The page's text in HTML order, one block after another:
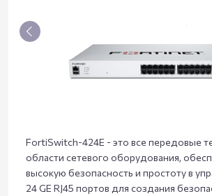
FortiSwitch-424E - это все передовые
области сетевого оборудования,
высокую безопасность и простоту в
24 GE RJ45 портов для создания